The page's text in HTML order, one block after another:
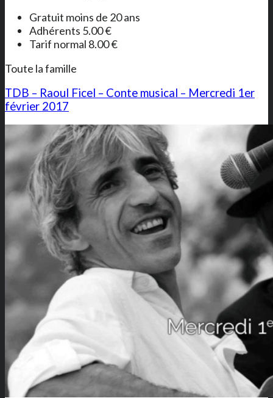
Gratuit moins de 20 ans
Adhérents 5.00 €
Tarif normal 8.00 €
Toute la famille
TDB – Raoul Ficel – Conte musical – Mercredi 1er
février 2017